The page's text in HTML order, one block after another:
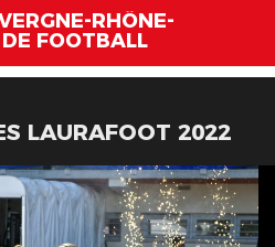
RHÔNE-
FOOTBALL
LAURAFOOT 2022